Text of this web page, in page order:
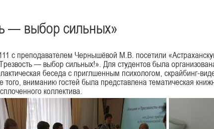
— выбор сильных»
с преподавателем Чернышёвой М.В. посетили
— выбор сильных!». Для студентов была
беседа с приглшенным психологом, скрайбинг-
вниманию гостей была представлена тематическая
коллектива.